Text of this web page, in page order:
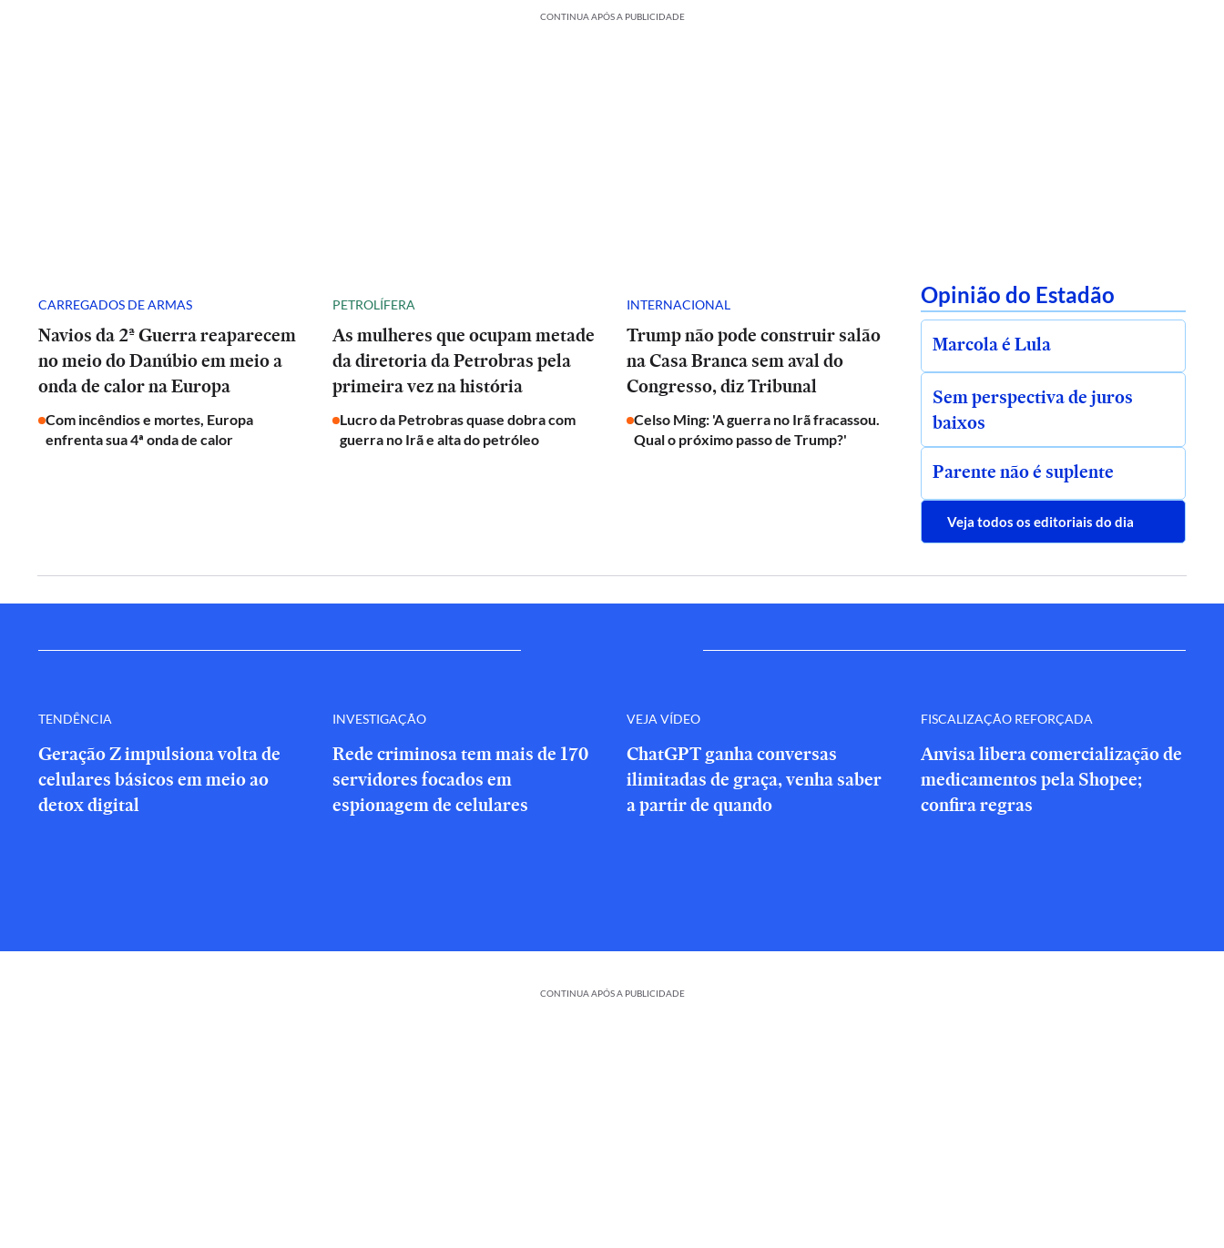
CONTINUA APÓS A PUBLICIDADE
CARREGADOS DE ARMAS
Navios da 2ª Guerra reaparecem
no meio do Danúbio em meio a
onda de calor na Europa
Com incêndios e mortes, Europa
enfrenta sua 4ª onda de calor
PETROLÍFERA
As mulheres que ocupam metade
da diretoria da Petrobras pela
primeira vez na história
Lucro da Petrobras quase dobra com
guerra no Irã e alta do petróleo
INTERNACIONAL
Trump não pode construir salão
na Casa Branca sem aval do
Congresso, diz Tribunal
Celso Ming: 'A guerra no Irã fracassou.
Qual o próximo passo de Trump?'
Opinião do Estadão
Marcola é Lula
Sem perspectiva de juros
baixos
Parente não é suplente
Veja todos os editoriais do dia
TENDÊNCIA
Geração Z impulsiona volta de
celulares básicos em meio ao
detox digital
INVESTIGAÇÃO
Rede criminosa tem mais de 170
servidores focados em
espionagem de celulares
VEJA VÍDEO
ChatGPT ganha conversas
ilimitadas de graça, venha saber
a partir de quando
FISCALIZAÇÃO REFORÇADA
Anvisa libera comercialização de
medicamentos pela Shopee;
confira regras
CONTINUA APÓS A PUBLICIDADE